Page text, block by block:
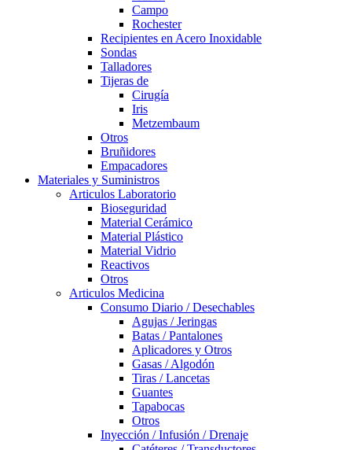
Campo
Rochester
Recipientes en Acero Inoxidable
Sondas
Talladores
Tijeras de
Cirugía
Iris
Metzembaum
Otros
Bruñidores
Empacadores
Materiales y Suministros
Articulos Laboratorio
Bioseguridad
Material Cerámico
Material Plástico
Material Vidrio
Reactivos
Otros
Articulos Medicina
Consumo Diario / Desechables
Agujas / Jeringas
Batas / Pantalones
Aplicadores y Otros
Gasas / Algodón
Tiras / Lancetas
Guantes
Tapabocas
Otros
Inyección / Infusión / Drenaje